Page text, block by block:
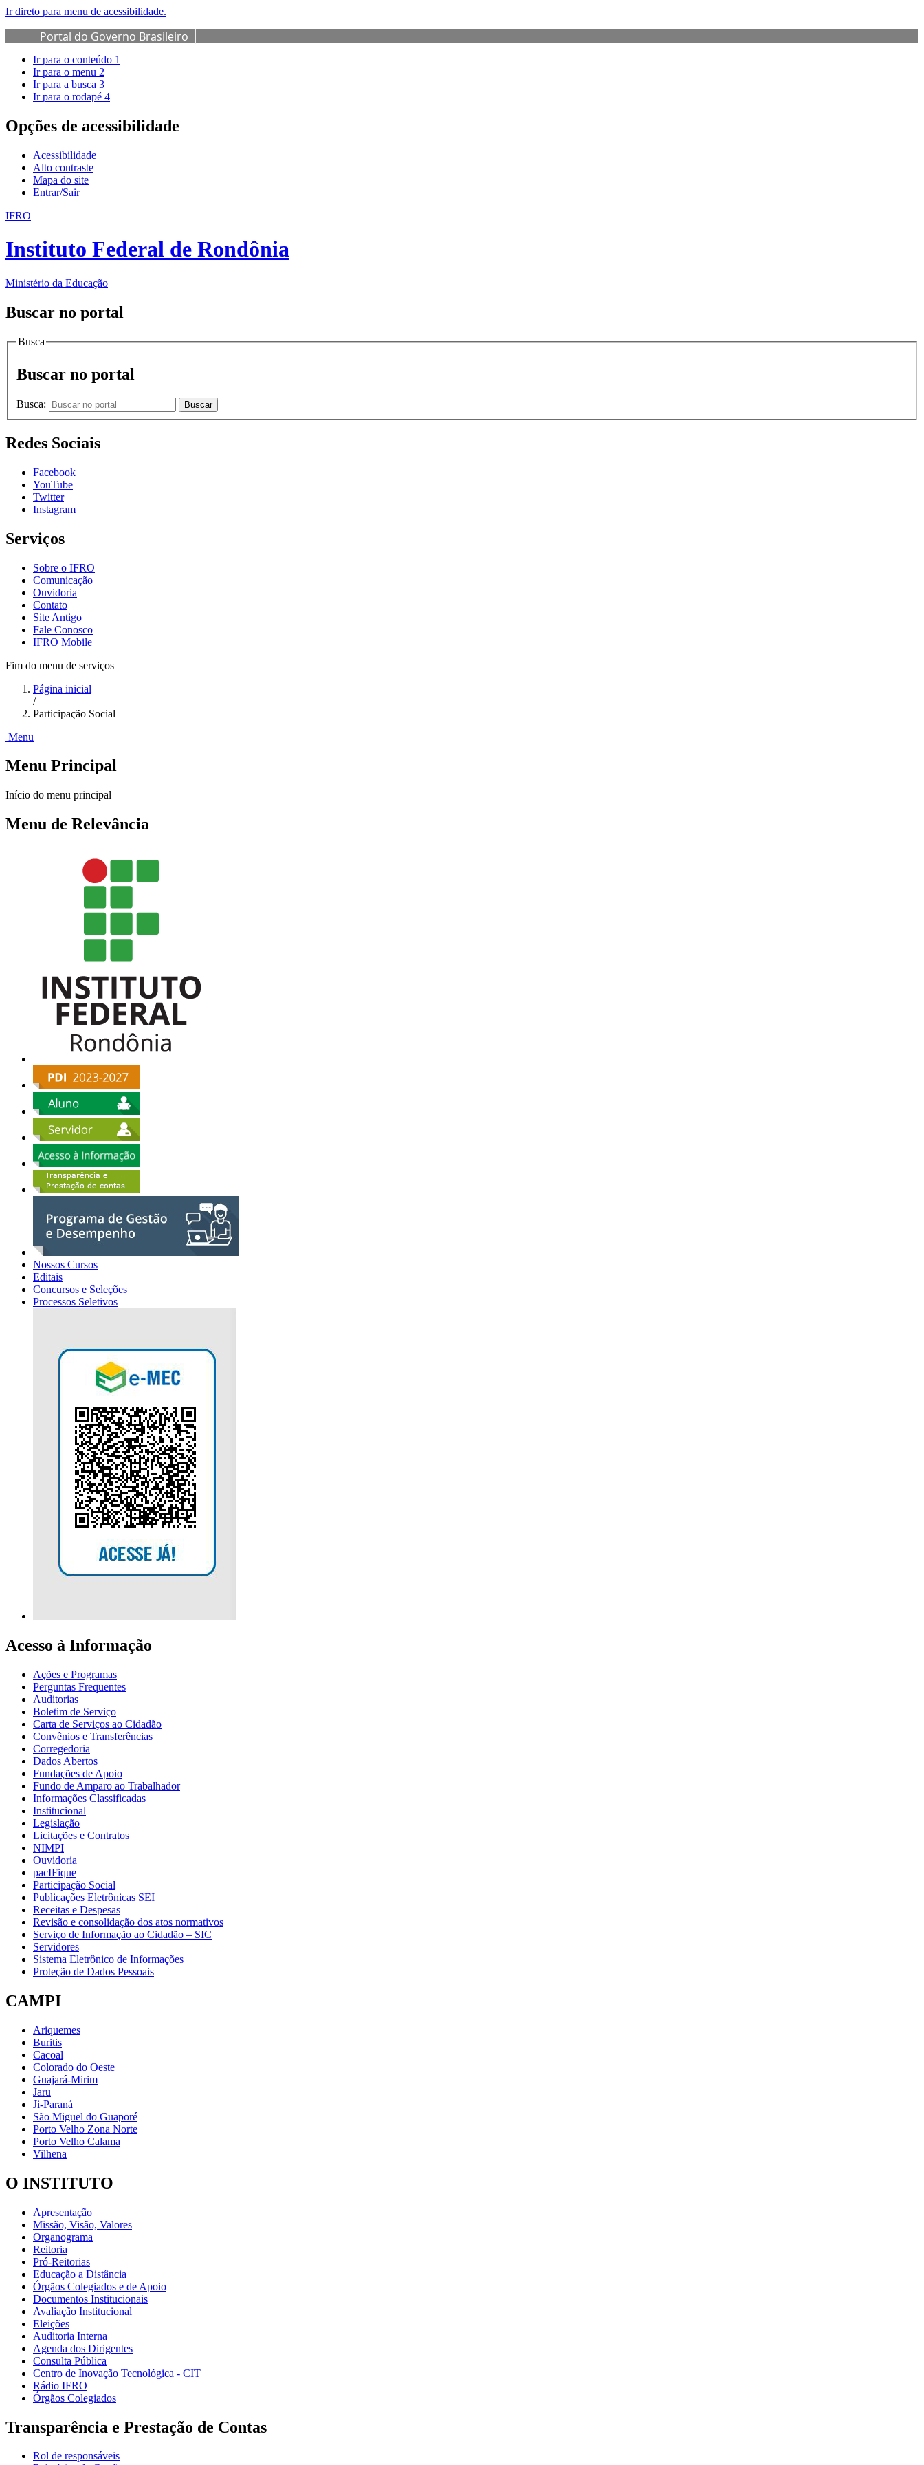
Ir direto para menu de acessibilidade.
Portal do Governo Brasileiro
Ir para o conteúdo 1
Ir para o menu 2
Ir para a busca 3
Ir para o rodapé 4
Opções de acessibilidade
Acessibilidade
Alto contraste
Mapa do site
Entrar/Sair
IFRO
Instituto Federal de Rondônia
Ministério da Educação
Buscar no portal
Busca
Buscar no portal
Busca: Buscar
Redes Sociais
Facebook
YouTube
Twitter
Instagram
Serviços
Sobre o IFRO
Comunicação
Ouvidoria
Contato
Site Antigo
Fale Conosco
IFRO Mobile
Fim do menu de serviços
Página inicial
/
Participação Social
Menu
Menu Principal
Início do menu principal
Menu de Relevância
Nossos Cursos
Editais
Concursos e Seleções
Processos Seletivos
Acesso à Informação
Ações e Programas
Perguntas Frequentes
Auditorias
Boletim de Serviço
Carta de Serviços ao Cidadão
Convênios e Transferências
Corregedoria
Dados Abertos
Fundações de Apoio
Fundo de Amparo ao Trabalhador
Informações Classificadas
Institucional
Legislação
Licitações e Contratos
NIMPI
Ouvidoria
pacIFique
Participação Social
Publicações Eletrônicas SEI
Receitas e Despesas
Revisão e consolidação dos atos normativos
Serviço de Informação ao Cidadão – SIC
Servidores
Sistema Eletrônico de Informações
Proteção de Dados Pessoais
CAMPI
Ariquemes
Buritis
Cacoal
Colorado do Oeste
Guajará-Mirim
Jaru
Ji-Paraná
São Miguel do Guaporé
Porto Velho Zona Norte
Porto Velho Calama
Vilhena
O INSTITUTO
Apresentação
Missão, Visão, Valores
Organograma
Reitoria
Pró-Reitorias
Educação a Distância
Órgãos Colegiados e de Apoio
Documentos Institucionais
Avaliação Institucional
Eleições
Auditoria Interna
Agenda dos Dirigentes
Consulta Pública
Centro de Inovação Tecnológica - CIT
Rádio IFRO
Órgãos Colegiados
Transparência e Prestação de Contas
Rol de responsáveis